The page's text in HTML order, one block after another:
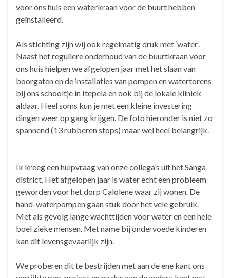
voor ons huis een waterkraan voor de buurt hebben
geïnstalleerd.
Als stichting zijn wij ook regelmatig druk met ‘water’.
Naast het reguliere onderhoud van de buurtkraan voor
ons huis hielpen we afgelopen jaar met het slaan van
boorgaten en de installaties van pompen en watertorens
bij ons schooltje in Itepela en ook bij de lokale kliniek
aldaar. Heel soms kun je met een kleine investering
dingen weer op gang krijgen. De foto hieronder is niet zo
spannend (13 rubberen stops) maar wel heel belangrijk.
Ik kreeg een hulpvraag van onze collega’s uit het Sanga-
district. Het afgelopen jaar is water echt een probleem
geworden voor het dorp Calolene waar zij wonen. De
hand-waterpompen gaan stuk door het vele gebruik.
Met als gevolg lange wachttijden voor water en een hele
boel zieke mensen. Met name bij ondervoede kinderen
kan dit levensgevaarlijk zijn.
We proberen dit te bestrijden met aan de ene kant ons